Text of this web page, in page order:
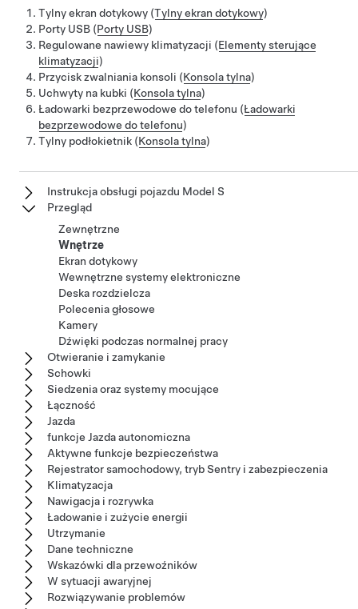
Tylny ekran dotykowy (Tylny ekran dotykowy)
Porty USB (Porty USB)
Regulowane nawiewy klimatyzacji (Elementy sterujące
klimatyzacji)
Przycisk zwalniania konsoli (Konsola tylna)
Uchwyty na kubki (Konsola tylna)
Ładowarki bezprzewodowe do telefonu (Ładowarki
bezprzewodowe do telefonu)
Tylny podłokietnik (Konsola tylna)
Instrukcja obsługi pojazdu Model S
Przegląd
Zewnętrzne
Wnętrze
Ekran dotykowy
Wewnętrzne systemy elektroniczne
Deska rozdzielcza
Polecenia głosowe
Kamery
Dźwięki podczas normalnej pracy
Otwieranie i zamykanie
Schowki
Siedzenia oraz systemy mocujące
Łączność
Jazda
funkcje Jazda autonomiczna
Aktywne funkcje bezpieczeństwa
Rejestrator samochodowy, tryb Sentry i zabezpieczenia
Klimatyzacja
Nawigacja i rozrywka
Ładowanie i zużycie energii
Utrzymanie
Dane techniczne
Wskazówki dla przewoźników
W sytuacji awaryjnej
Rozwiązywanie problemów